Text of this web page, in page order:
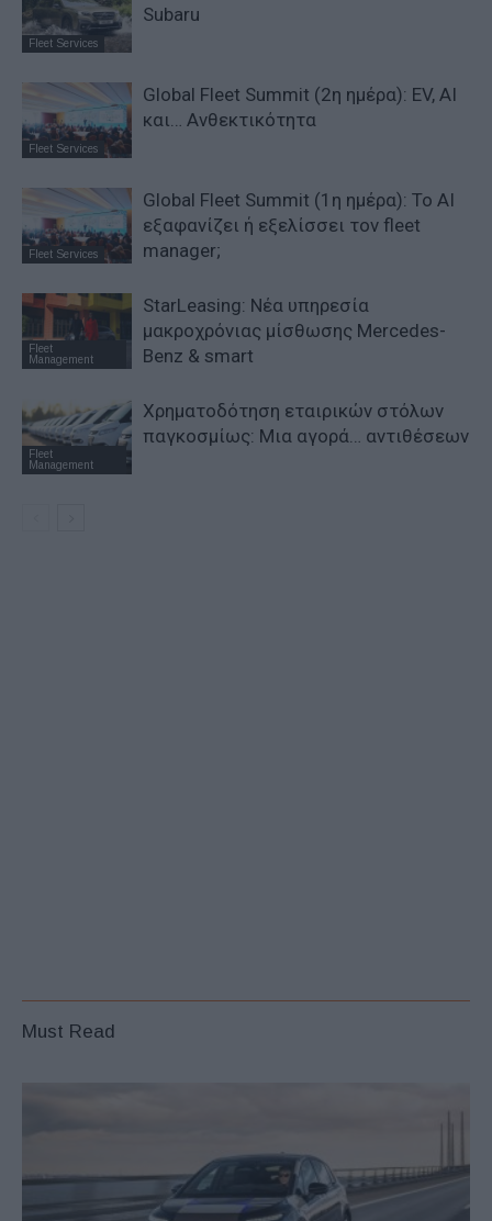
Fleet Services
Subaru
Fleet Services
Global Fleet Summit (2η ημέρα): EV, AI
και… Ανθεκτικότητα
Fleet Services
Global Fleet Summit (1η ημέρα): Το ΑΙ
εξαφανίζει ή εξελίσσει τον fleet
manager;
Fleet
Management
StarLeasing: Νέα υπηρεσία
μακροχρόνιας μίσθωσης Mercedes-
Benz & smart
Fleet
Management
Χρηματοδότηση εταιρικών στόλων
παγκοσμίως: Μια αγορά… αντιθέσεων
Must Read